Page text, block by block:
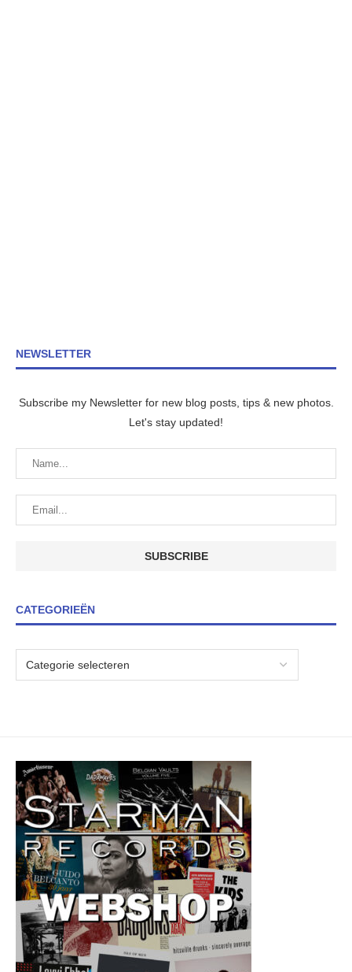
NEWSLETTER
Subscribe my Newsletter for new blog posts, tips & new photos.
Let's stay updated!
CATEGORIEËN